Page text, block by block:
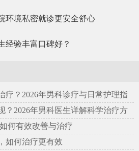
环境私密就诊更安全舒心
经验丰富口碑好？
疗？2026年男科诊疗与日常护理指
？2026年男科医生详解科学治疗方
何有效改善与治疗
如何治疗更有效